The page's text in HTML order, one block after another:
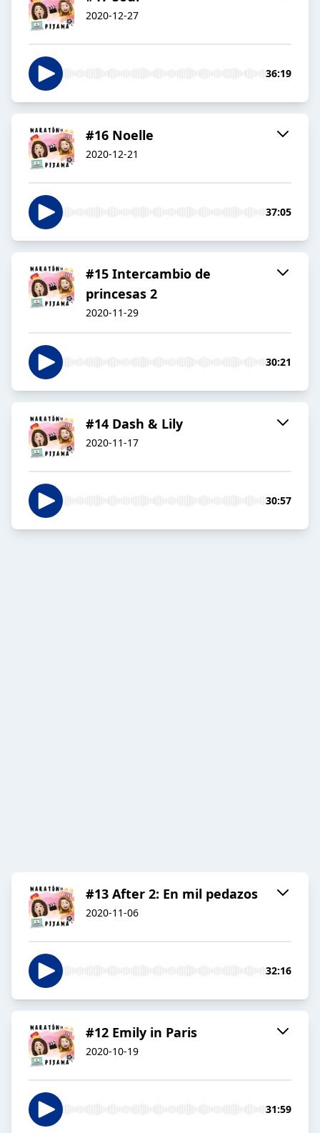
2020-12-27
36:19
#16 Noelle
2020-12-21
37:05
#15 Intercambio de
princesas 2
2020-11-29
30:21
#14 Dash & Lily
2020-11-17
30:57
#13 After 2: En mil pedazos
2020-11-06
32:16
#12 Emily in Paris
2020-10-19
31:59